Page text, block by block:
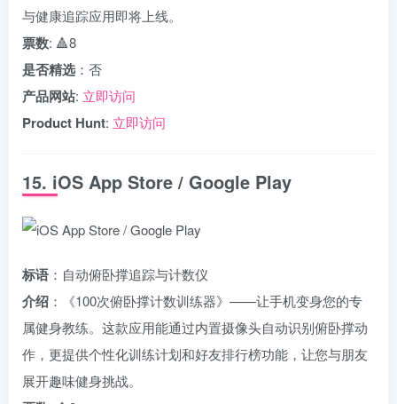
与健康追踪应用即将上线。
票数: 🔺8
是否精选 ：否
产品网站: 立即访问
Product Hunt: 立即访问
15. iOS App Store / Google Play
标语 ：自动俯卧撑追踪与计数仪
介绍 ：《100次俯卧撑计数训练器》——让手机变身您的专
属健身教练。这款应用能通过内置摄像头自动识别俯卧撑动
作，更提供个性化训练计划和好友排行榜功能，让您与朋友
展开趣味健身挑战。